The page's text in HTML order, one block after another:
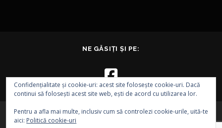
NE GĂSIȚI ȘI PE:
Drepturi de autor © 2026 EVA - Asociația EPI VEST
Confidențialitate și cookie-uri: acest site folosește cookie-uri. Dacă
continui să folosești acest site web, ești de acord cu utilizarea lor.
Pentru a afla mai multe, inclusiv cum să controlezi cookie-urile, uită-te
aici: Politică cookie-uri